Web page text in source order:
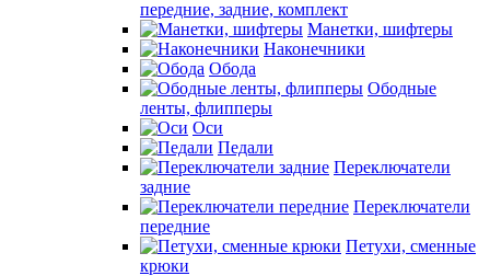
передние, задние, комплект
Манетки, шифтеры
Наконечники
Обода
Ободные
ленты, флипперы
Оси
Педали
Переключатели
задние
Переключатели
передние
Петухи, сменные
крюки